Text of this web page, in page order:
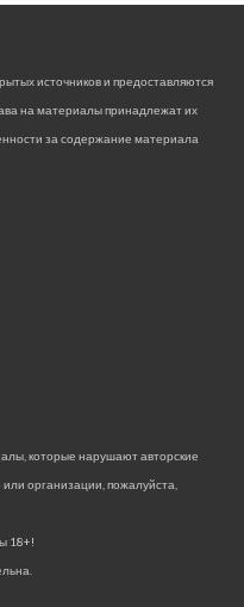
источников и предоставляются
на материалы принадлежат их
за содержание материала
которые нарушают авторские
организации, пожалуйста,
18+!